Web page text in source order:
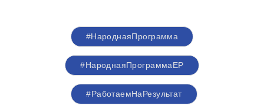
#НароднаяПрограмма
#НароднаяПрограммаЕР
#РаботаемНаРезультат